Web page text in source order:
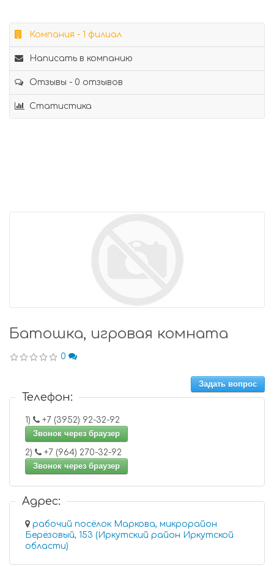
Компания - 1 филиал
Написать в компанию
Отзывы - 0 отзывов
Статистика
Батошка, игровая комната
0
Задать вопрос
Телефон:
1)
+7 (3952) 92-32-92
Звонок через браузер
2)
+7 (964) 270-32-92
Звонок через браузер
Адрес:
рабочий посёлок Маркова, микрорайон
Берёзовый, 153 (Иркутский район Иркутской
области)